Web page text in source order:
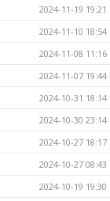
2024-11-19 19:21
2024-11-10 18:54
2024-11-08 11:16
2024-11-07 19:44
2024-10-31 18:14
2024-10-30 23:14
2024-10-27 18:17
2024-10-27 08:43
2024-10-19 19:30